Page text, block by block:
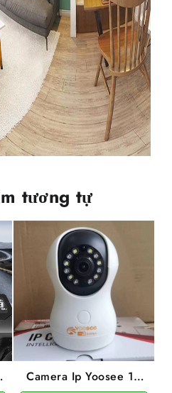
tương tự
Camera Ip Yoosee 12